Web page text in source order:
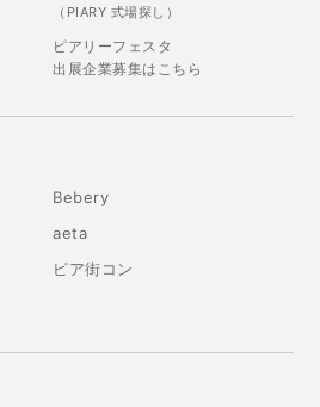
（PIARY 式場探し）
ピアリーフェスタ
出展企業募集はこちら
Bebery
aeta
ピア街コン